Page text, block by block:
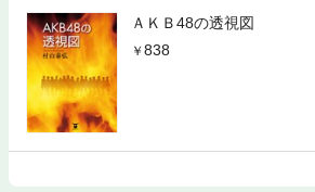
ＡＫＢ48の透視図
838